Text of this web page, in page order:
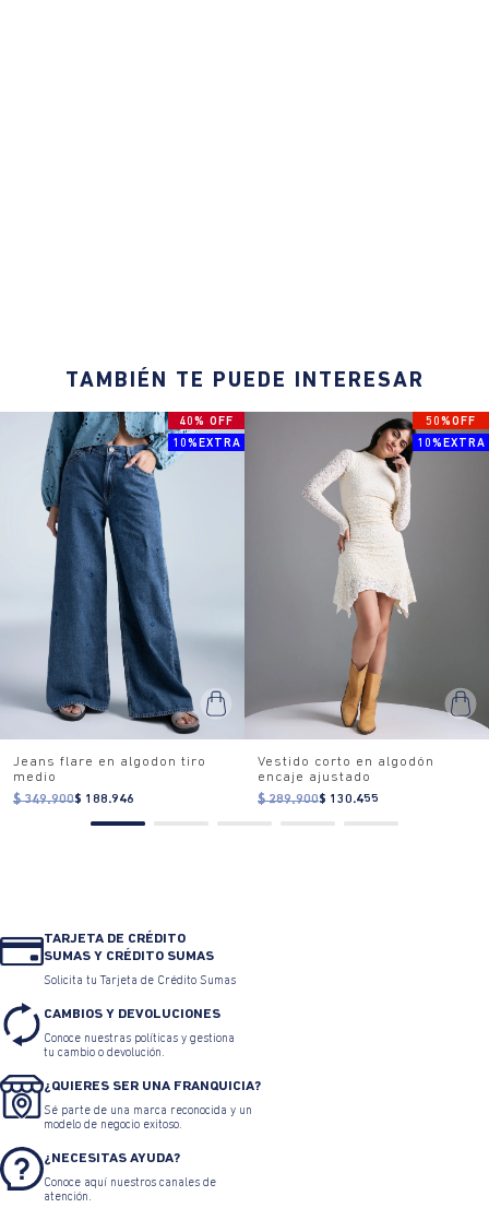
TAMBIÉN TE PUEDE INTERESAR
40% OFF
10%EXTRA
Jeans flare en algodon tiro
medio
$ 349.900$ 188.946
50%OFF
10%EXTRA
Vestido corto en algodón
encaje ajustado
$ 289.900$ 130.455
TARJETA DE CRÉDITO
SUMAS Y CRÉDITO SUMAS
Solicita tu Tarjeta de Crédito Sumas
CAMBIOS Y DEVOLUCIONES
Conoce nuestras políticas y gestiona
tu cambio o devolución.
¿QUIERES SER UNA FRANQUICIA?
Sé parte de una marca reconocida y un
modelo de negocio exitoso.
¿NECESITAS AYUDA?
Conoce aquí nuestros canales de
atención.